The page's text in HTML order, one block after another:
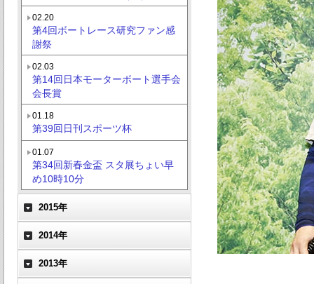
02.20
第4回ボートレース研究ファン感
謝祭
02.03
第14回日本モーターボート選手会
会長賞
01.18
第39回日刊スポーツ杯
01.07
第34回新春金盃 スタ展ちょい早
め10時10分
2015年
2014年
2013年